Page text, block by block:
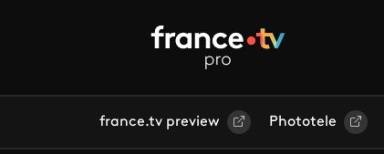
france.tv preview Phototele